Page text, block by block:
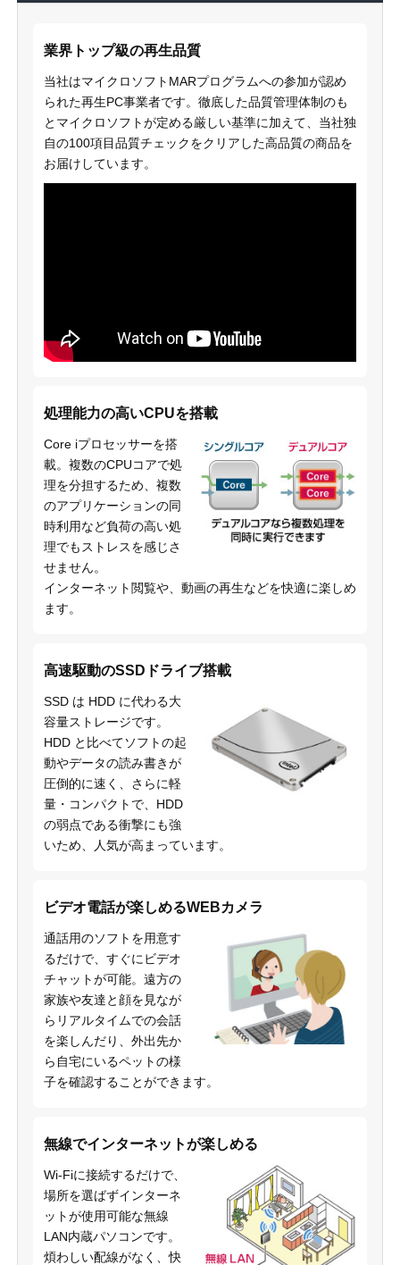
業界トップ級の再生品質
当社はマイクロソフトMARプログラムへの参加が認め
られた再生PC事業者です。徹底した品質管理体制のも
とマイクロソフトが定める厳しい基準に加えて、当社独
自の100項目品質チェックをクリアした高品質の商品を
お届けしています。
処理能力の高いCPUを搭載
Core iプロセッサーを搭
載。複数のCPUコアで処
理を分担するため、複数
のアプリケーションの同
時利用など負荷の高い処
理でもストレスを感じさ
せません。
インターネット閲覧や、動画の再生などを快適に楽しめ
ます。
高速駆動のSSDドライブ搭載
SSD は HDD に代わる大
容量ストレージです。
HDD と比べてソフトの起
動やデータの読み書きが
圧倒的に速く、さらに軽
量・コンパクトで、HDD
の弱点である衝撃にも強
いため、人気が高まっています。
ビデオ電話が楽しめるWEBカメラ
通話用のソフトを用意す
るだけで、すぐにビデオ
チャットが可能。遠方の
家族や友達と顔を見なが
らリアルタイムでの会話
を楽しんだり、外出先か
ら自宅にいるペットの様
子を確認することができます。
無線でインターネットが楽しめる
Wi-Fiに接続するだけで、
場所を選ばずインターネ
ットが使用可能な無線
LAN内蔵パソコンです。
煩わしい配線がなく、快